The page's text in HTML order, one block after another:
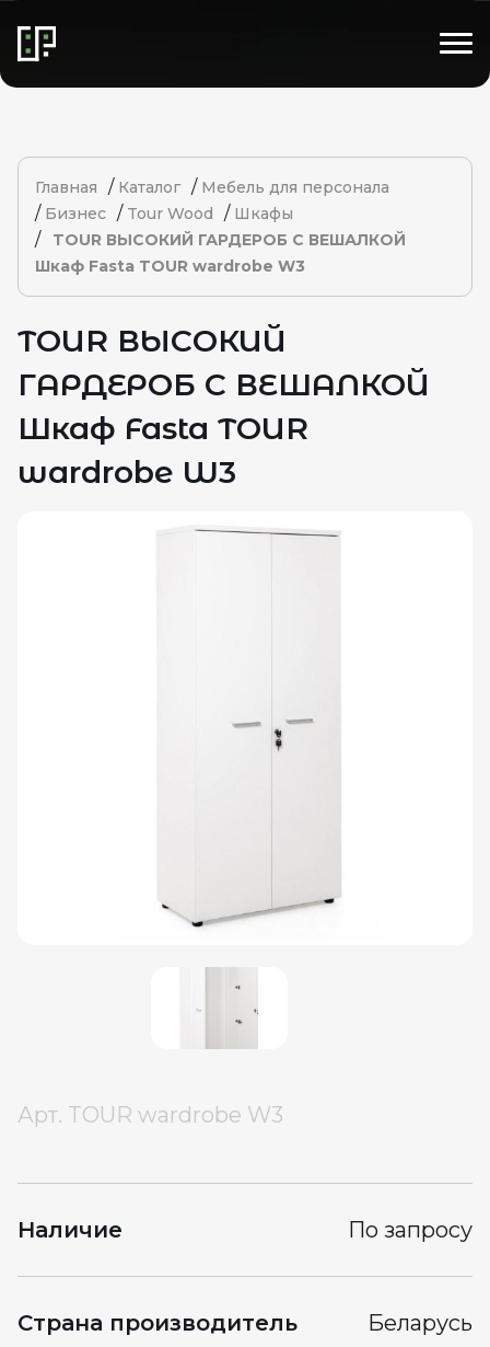
Главная / Каталог / Мебель для персонала
/ Бизнес / Tour Wood / Шкафы
/
TOUR ВЫСОКИЙ ГАРДЕРОБ С ВЕШАЛКОЙ
Шкаф Fasta TOUR wardrobe W3
TOUR ВЫСОКИЙ
ГАРДЕРОБ С ВЕШАЛКОЙ
Шкаф Fasta TOUR
wardrobe W3
Арт. TOUR wardrobe W3
Наличие По запросу
Страна производитель Беларусь